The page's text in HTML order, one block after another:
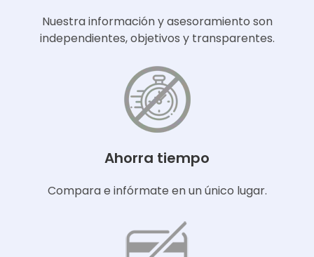
Nuestra información y asesoramiento son
independientes, objetivos y transparentes.
Ahorra tiempo
Compara e infórmate en un único lugar.